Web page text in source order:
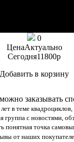
0
ЦенаАктуально
Сегодня11800p
Добавить в корзину
заказывать
в теме
группа с новостями,
понятная точка
от наших